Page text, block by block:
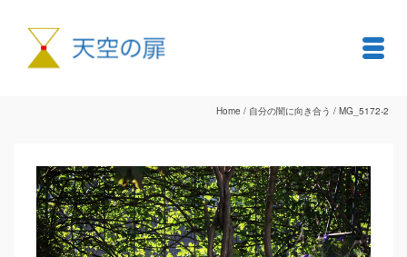
Home / 自分の闇に向き合う / MG_5172-2